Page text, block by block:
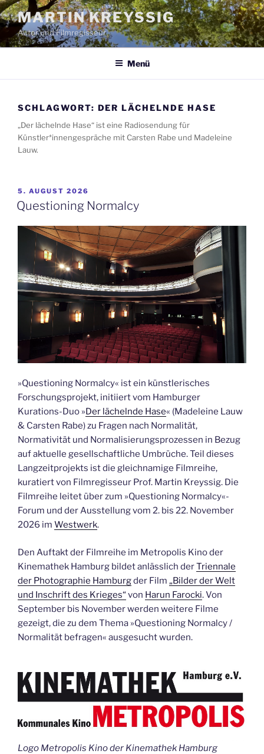
Zum
Inhalt
springen
MARTIN KREYSSIG
Autor und Filmregisseur
Menü
SCHLAGWORT: DER LÄCHELNDE HASE
„Der lächelnde Hase“ ist eine Radiosendung für
Künstler*innengespräche mit Carsten Rabe und Madeleine
Lauw.
VERÖFFENTLICHT
AM
5. AUGUST 2026
Questioning Normalcy
»Questioning Normalcy« ist ein künstlerisches
Forschungsprojekt, initiiert vom Hamburger
Kurations-Duo »Der lächelnde Hase« (Madeleine Lauw
& Carsten Rabe) zu Fragen nach Normalität,
Normativität und Normalisierungsprozessen in Bezug
auf aktuelle gesellschaftliche Umbrüche. Teil dieses
Langzeitprojekts ist die gleichnamige Filmreihe,
kuratiert von Filmregisseur Prof. Martin Kreyssig. Die
Filmreihe leitet über zum »Questioning Normalcy«-
Forum und der Ausstellung vom 2. bis 22. November
2026 im Westwerk.
Den Auftakt der Filmreihe im Metropolis Kino der
Kinemathek Hamburg bildet anlässlich derTriennale
der Photographie Hamburgder Film „Bilder der Welt
und Inschrift des Krieges“ von Harun Farocki. Von
September bis November werden weitere Filme
gezeigt, die zu dem Thema »Questioning Normalcy /
Normalität befragen« ausgesucht wurden.
Logo Metropolis Kino der Kinemathek Hamburg